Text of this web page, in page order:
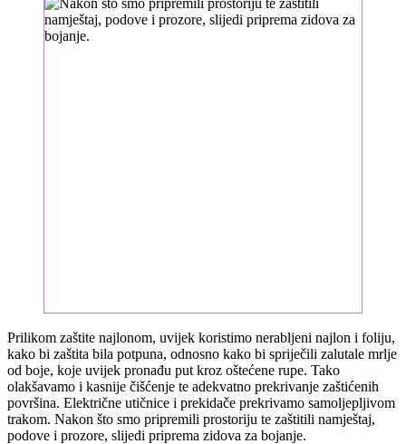
Prilikom zaštite najlonom, uvijek koristimo nerabljeni najlon i foliju,
kako bi zaštita bila potpuna, odnosno kako bi spriječili zalutale mrlje
od boje, koje uvijek pronađu put kroz oštećene rupe. Tako
olakšavamo i kasnije čišćenje te adekvatno prekrivanje zaštićenih
površina. Električne utičnice i prekidače prekrivamo samoljepljivom
trakom. Nakon što smo pripremili prostoriju te zaštitili namještaj,
podove i prozore, slijedi priprema zidova za bojanje.